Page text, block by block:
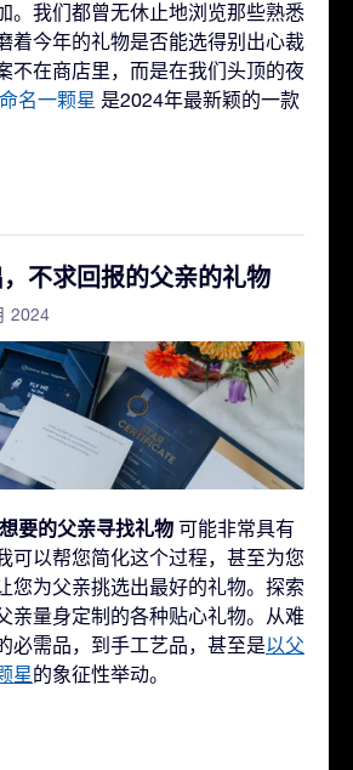
。我们都曾无休止地浏览那些熟悉
着今年的礼物是否能选得别出心裁
不在商店里，而是在我们头顶的夜
命名一颗星 是2024年最新颖的一款
不求回报的父亲的礼物
2024
要的父亲寻找礼物 可能非常具有
可以帮您简化这个过程，甚至为您
您为父亲挑选出最好的礼物。探索
亲量身定制的各种贴心礼物。从难
必需品，到手工艺品，甚至是以父
星的象征性举动。